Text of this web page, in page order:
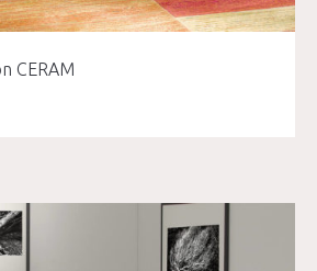
CERAM